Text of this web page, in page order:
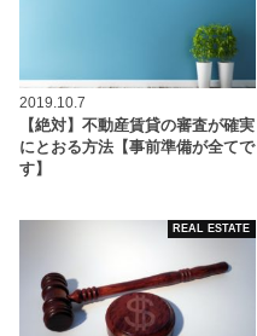
2019.10.7
【絶対】不動産賃貸の審査が確実
にとおる方法【事前準備が全てで
す】
REAL ESTATE